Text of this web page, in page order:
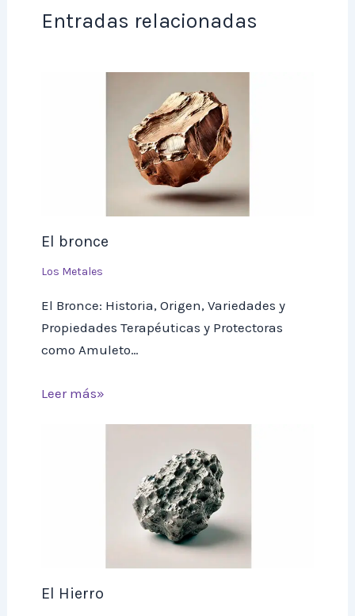
Entradas relacionadas
El bronce
Los Metales
El Bronce: Historia, Origen, Variedades y
Propiedades Terapéuticas y Protectoras
como Amuleto…
Leer más»
El Hierro